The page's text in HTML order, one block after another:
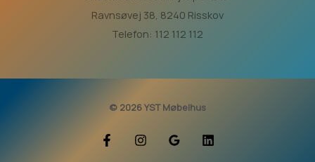
Ravnsøvej 38, 8240 Risskov
Telefon: 112 112 112
© 2026 YST Møbelhus